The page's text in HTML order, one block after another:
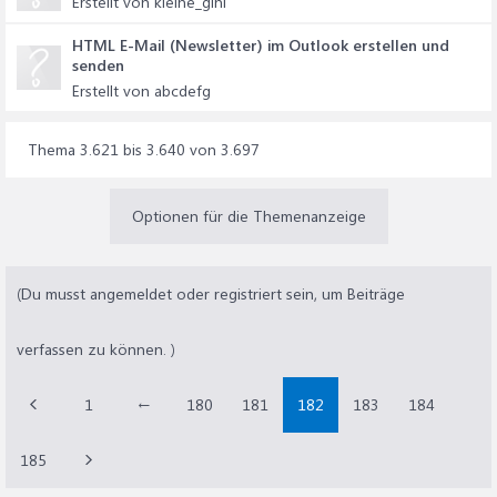
HTML E-Mail (Newsletter) im Outlook erstellen und
senden
Erstellt von abcdefg
Thema 3.621 bis 3.640 von 3.697
Optionen für die Themenanzeige
(Du musst angemeldet oder registriert sein, um Beiträge
verfassen zu können. )
1 ← 180 181 182 183 184
185